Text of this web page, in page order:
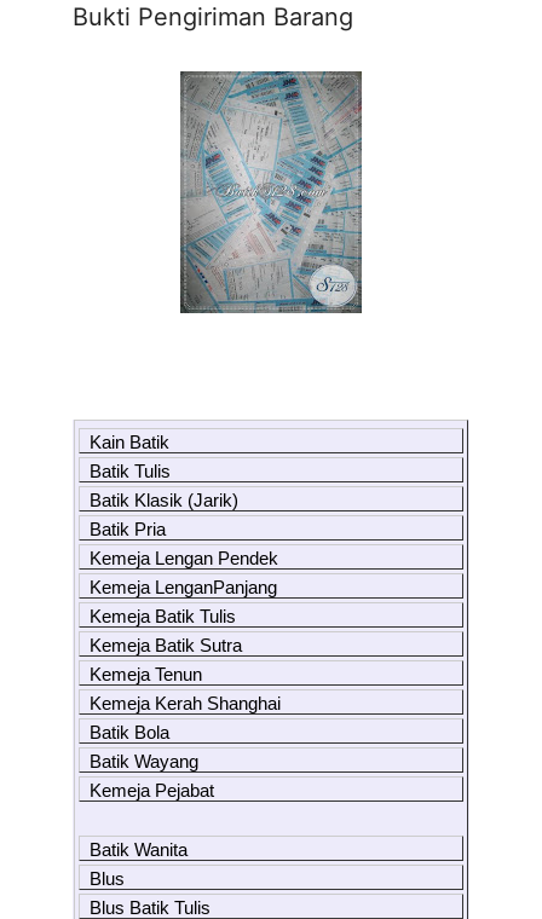
Bukti Pengiriman Barang
Kain Batik
Batik Tulis
Batik Klasik (Jarik)
Batik Pria
Kemeja Lengan Pendek
Kemeja LenganPanjang
Kemeja Batik Tulis
Kemeja Batik Sutra
Kemeja Tenun
Kemeja Kerah Shanghai
Batik Bola
Batik Wayang
Kemeja Pejabat
Batik Wanita
Blus
Blus Batik Tulis